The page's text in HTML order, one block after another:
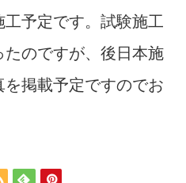
予定です。試験施工
のですが、後日本施
掲載予定ですのでお